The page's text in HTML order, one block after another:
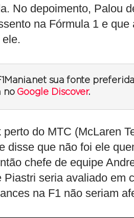
No depoimento, Palou
na Fórmula 1 e
sua fonte
no Google Discover.
perto do MTC (McLaren
disse que não foi ele
chefe de equipe
Piastri seria avaliado em
na F1 não seriam